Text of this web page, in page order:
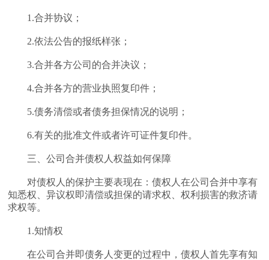
1.合并协议；
2.依法公告的报纸样张；
3.合并各方公司的合并决议；
4.合并各方的营业执照复印件；
5.债务清偿或者债务担保情况的说明；
6.有关的批准文件或者许可证件复印件。
三、公司合并债权人权益如何保障
对债权人的保护主要表现在：债权人在公司合并中享有
知悉权、异议权即清偿或担保的请求权、权利损害的救济请
求权等。
1.知情权
在公司合并即债务人变更的过程中，债权人首先享有知